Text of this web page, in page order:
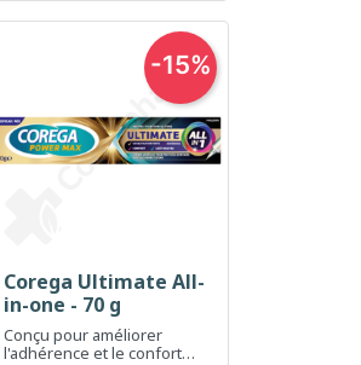
Aperçu rapide
Corega Ultimate All-
in-one - 70 g
Conçu pour améliorer
l'adhérence et le confort
-15%